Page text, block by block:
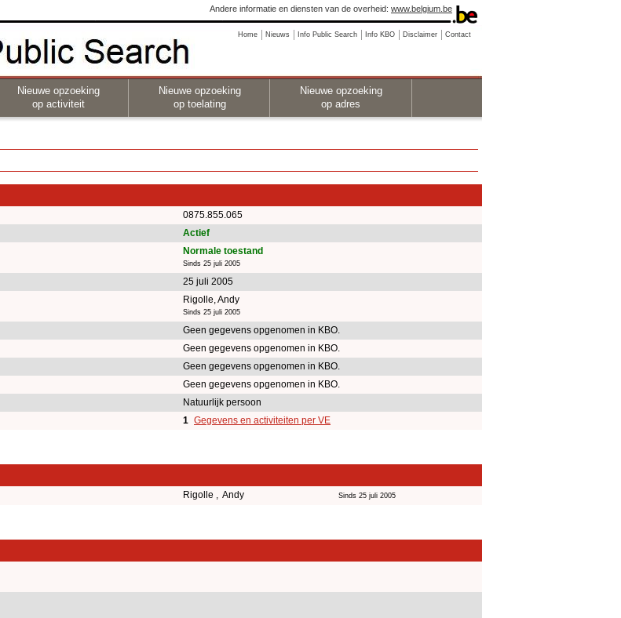
Andere informatie en diensten van de overheid: www.belgium.be
Home Nieuws Info Public Search Info KBO Disclaimer Contact
Nieuwe opzoeking
op activiteit
Nieuwe opzoeking
op toelating
Nieuwe opzoeking
op adres
0875.855.065
Actief
Normale toestand
Sinds 25 juli 2005
25 juli 2005
Rigolle, Andy
Sinds 25 juli 2005
Geen gegevens opgenomen in KBO.
Geen gegevens opgenomen in KBO.
Geen gegevens opgenomen in KBO.
Geen gegevens opgenomen in KBO.
Natuurlijk persoon
1 Gegevens en activiteiten per VE
Rigolle , Andy Sinds 25 juli 2005